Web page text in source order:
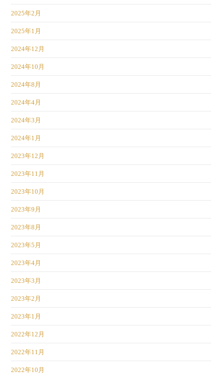
2025年2月
2025年1月
2024年12月
2024年10月
2024年8月
2024年4月
2024年3月
2024年1月
2023年12月
2023年11月
2023年10月
2023年9月
2023年8月
2023年5月
2023年4月
2023年3月
2023年2月
2023年1月
2022年12月
2022年11月
2022年10月